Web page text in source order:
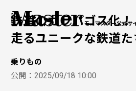
モノマスター公式サ
鉄道のガラパゴス化
走るユニークな鉄道た
乗りもの
公開：2025/09/18 10:00